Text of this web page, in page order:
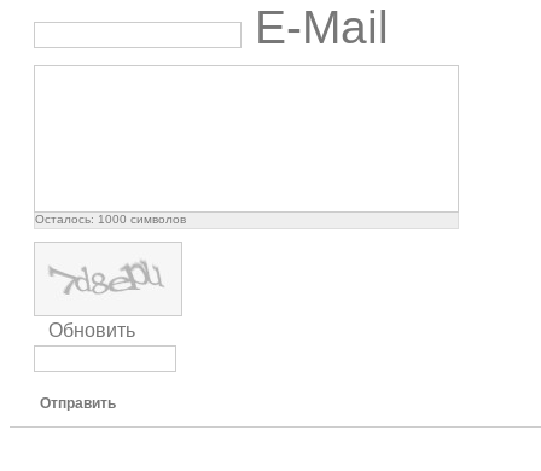
E-Mail
Осталось: 1000 символов
Обновить
Отправить